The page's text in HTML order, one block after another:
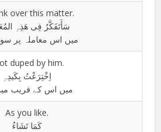
over this matter.
سَأَتَفَکَّرُ فِی ھَذِہِ
میں اس معاملہ پر
duped by him.
اِخْتِرَعْتُ بِکَیدِہِ
میں اس کے فریب
As you like.
کَمَا تَشَاءُ